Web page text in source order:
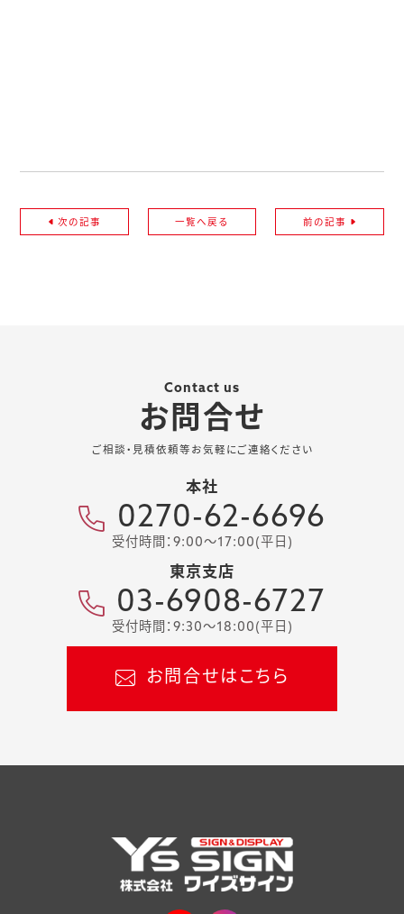
次の記事 一覧へ戻る 前の記事
Contact us
お問合せ
ご相談・見積依頼等お気軽にご連絡ください
本社
0270-62-6696
受付時間：9:00～17:00(平日)
東京支店
03-6908-6727
受付時間：9:30～18:00(平日)
お問合せはこちら